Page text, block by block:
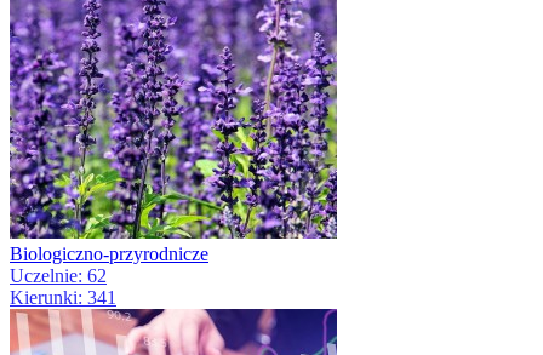
Biologiczno-przyrodnicze
Uczelnie: 62
Kierunki: 341